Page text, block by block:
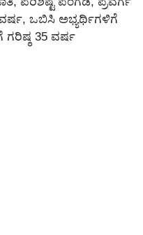
ವರ್ಷ, ಒಬಿಸಿ ಅಭ್ಯರ್ಥಿಗಳಿಗೆ
ಗರಿಷ್ಠ 35 ವರ್ಷ